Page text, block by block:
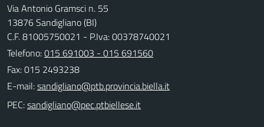
Via Antonio Gramsci n. 55
13876 Sandigliano (BI)
C.F. 81005750021 - P.Iva: 00378740021
Telefono:015 691003 - 015 691560
Fax: 015 2493238
E-mail:
PEC: